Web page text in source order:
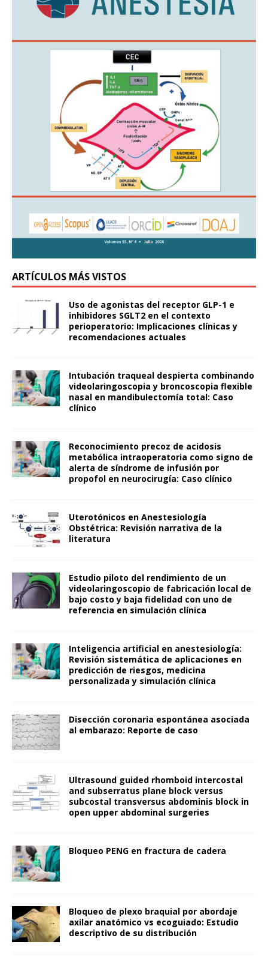
ARTÍCULOS MÁS VISTOS
Uso de agonistas del receptor GLP-1 e
inhibidores SGLT2 en el contexto
perioperatorio: Implicaciones clínicas y
recomendaciones actuales
Intubación traqueal despierta combinando
videolaringoscopia y broncoscopia flexible
nasal en mandibulectomía total: Caso
clínico
Reconocimiento precoz de acidosis
metabólica intraoperatoria como signo de
alerta de síndrome de infusión por
propofol en neurocirugía: Caso clínico
Uterotónicos en Anestesiología
Obstétrica: Revisión narrativa de la
literatura
Estudio piloto del rendimiento de un
videolaringoscopio de fabricación local de
bajo costo y baja fidelidad con uno de
referencia en simulación clínica
Inteligencia artificial en anestesiología:
Revisión sistemática de aplicaciones en
predicción de riesgos, medicina
personalizada y simulación clínica
Disección coronaria espontánea asociada
al embarazo: Reporte de caso
Ultrasound guided rhomboid intercostal
and subserratus plane block versus
subcostal transversus abdominis block in
open upper abdominal surgeries
Bloqueo PENG en fractura de cadera
Bloqueo de plexo braquial por abordaje
axilar anatómico vs ecoguiado: Estudio
descriptivo de su distribución